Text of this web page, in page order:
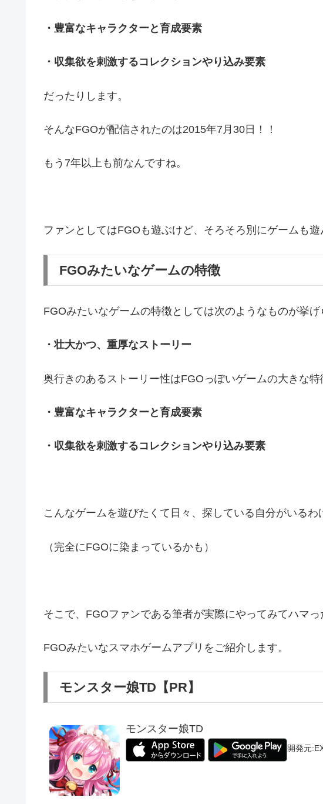
・豊富なキャラクターと育成要素
・収集欲を刺激するコレクションやり込み要素
だったりします。
そんなFGOが配信されたのは2015年7月30日！！
もう7年以上も前なんですね。
ファンとしてはFGOも遊ぶけど、そろそろ別にゲームも遊
FGOみたいなゲームの特徴
FGOみたいなゲームの特徴としては次のようなものが挙げ
・壮大かつ、重厚なストーリー
奥行きのあるストーリー性はFGOっぽいゲームの大きな特
・豊富なキャラクターと育成要素
・収集欲を刺激するコレクションやり込み要素
こんなゲームを遊びたくて日々、探している自分がいるわ
（完全にFGOに染まっているかも）
そこで、FGOファンである筆者が実際にやってみてハマっ
FGOみたいなスマホゲームアプリをご紹介します。
モンスター娘TD【PR】
モンスター娘TD
開発元: